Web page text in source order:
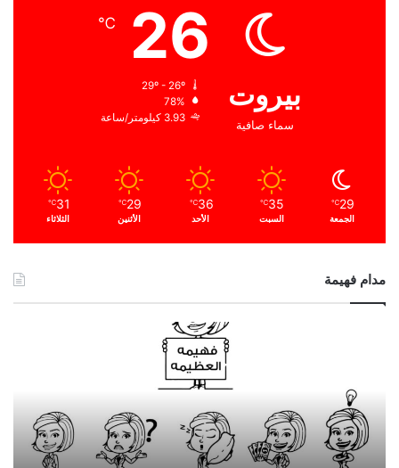
بيروت
سماء صافية
26
℃
78%
3.93 كيلومتر/ساعة
29
℃
الجمعة
35
℃
السبت
36
℃
الأحد
29
℃
الأثنين
31
℃
الثلاثاء
مدام فهيمة